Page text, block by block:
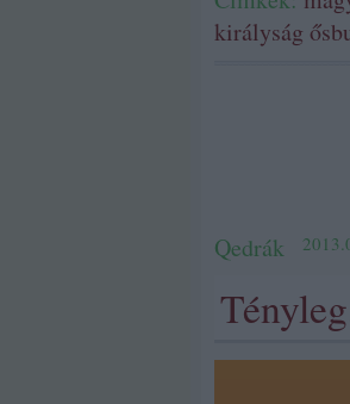
királyság
Qedrák